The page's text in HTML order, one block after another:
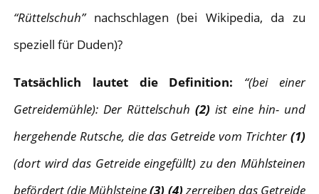
“Rüttelschuh”nachschlagen (bei Wikipedia, da zu
speziell für Duden)?
Tatsächlich lautet die Definition:
“(bei einer
Getreidemühle): Der Rüttelschuh (2) ist eine hin- und
hergehende Rutsche, die das Getreide vom Trichter(1)
(dort wird das Getreide eingefüllt) zu den Mühlsteinen
befördert (die Mühlsteine(3) (4)zerreiben das Getreide